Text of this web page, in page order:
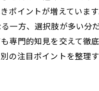
ポイントが増えてい
一方、選択肢が多い
専門的知見を交えて
の注目ポイントを整理